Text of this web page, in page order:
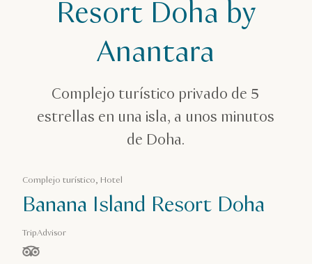
Resort Doha by
Anantara
Complejo turístico privado de 5
estrellas en una isla, a unos minutos
de Doha.
Complejo turístico, Hotel
Banana Island Resort Doha
TripAdvisor
estrella(s) de 5 en función de